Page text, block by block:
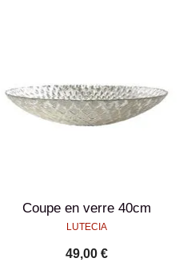
Coupe en verre 40cm
LUTECIA
49,00 €